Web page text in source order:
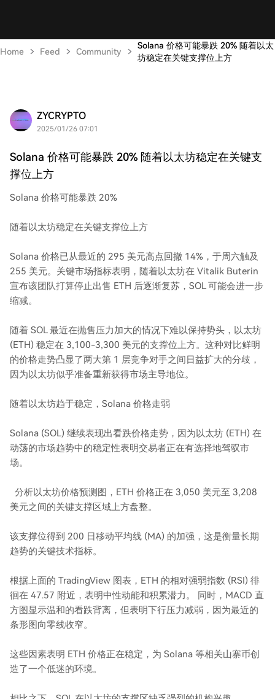
Home Feed Community
Solana 价格可能暴跌 20% 随着以太
坊稳定在关键支撑位上方
ZYCRYPTO
2025/01/26 07:01
Solana 价格可能暴跌 20% 随着以太坊稳定在关键支
撑位上方
Solana 价格可能暴跌 20%
随着以太坊稳定在关键支撑位上方
Solana 价格已从最近的 295 美元高点回撤 14%，于周六触及
255 美元。关键市场指标表明，随着以太坊在 Vitalik Buterin
宣布该团队打算停止出售 ETH 后逐渐复苏，SOL 可能会进一步
缩减。
随着 SOL 最近在抛售压力加大的情况下难以保持势头，以太坊
(ETH) 稳定在 3,100-3,300 美元的支撑位上方。这种对比鲜明
的价格走势凸显了两大第 1 层竞争对手之间日益扩大的分歧，
因为以太坊似乎准备重新获得市场主导地位。
随着以太坊趋于稳定，Solana 价格走弱
Solana (SOL) 继续表现出看跌价格走势，因为以太坊 (ETH) 在
动荡的市场趋势中的稳定性表明交易者正在有选择地驾驭市
场。
分析以太坊价格预测图，ETH 价格正在 3,050 美元至 3,208
美元之间的关键支撑区域上方盘整。
该支撑位得到 200 日移动平均线 (MA) 的加强，这是衡量长期
趋势的关键技术指标。
根据上面的 TradingView 图表，ETH 的相对强弱指数 (RSI) 徘
徊在 47.57 附近，表明中性动能和积累潜力。 同时，MACD 直
方图显示温和的看跌背离，但表明下行压力减弱，因为最近的
条形图向零线收窄。
这些因素表明 ETH 价格正在稳定，为 Solana 等相关山寨币创
造了一个低迷的环境。